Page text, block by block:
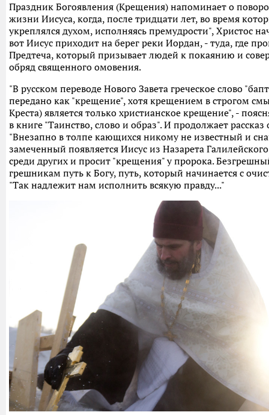
Праздник Богоявления (Крещения) напоминает о
жизни Иисуса, когда, после тридцати лет, во время
укреплялся духом, исполняясь премудрости", Христос
вот Иисус приходит на берег реки Иордан, - туда, где
Предтеча, который призывает людей к покаянию и
обряд священного омовения.
"В русском переводе Нового Завета греческое слово
передано как "крещение", хотя крещением в строгом
Креста) является только христианское крещение", -
в книге "Таинство, слово и образ". И продолжает рассказ
"Внезапно в толпе кающихся никому не известный и
замеченный появляется Иисус из Назарета
среди других и просит "крещения" у пророка.
грешникам путь к Богу, путь, который начинается с
"Так надлежит нам исполнить всякую правду..."